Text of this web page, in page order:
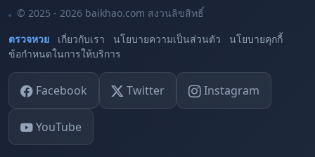
© 2025 - 2026 baikhao.com สงวนลิขสิทธิ์
ตรวจหวย
เกี่ยวกับเรา นโยบายความเป็นส่วนตัว
นโยบายคุกกี้
ข้อกำหนดในการให้บริการ
Facebook Twitter Instagram
YouTube